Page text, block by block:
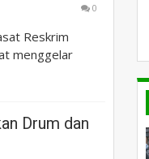
0
Reskrim
menggelar
Drum dan